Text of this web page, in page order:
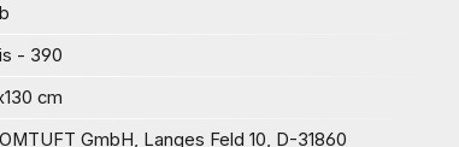
- 390
cm
GmbH, Langes Feld 10, D-31860